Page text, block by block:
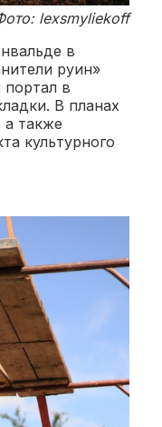
lexsmyliekoff
в
руин»
в
В планах
также
культурного